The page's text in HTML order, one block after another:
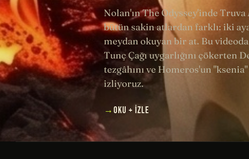
Nolan'ın The Odyssey'inde
bütün sakin atlardan farklı: iki
meydan okuyan bir at. Bu
Tunç Çağı uygarlığını çökerten
tezgâhını ve Homeros'un
izliyoruz.
→ OKU + İZLE